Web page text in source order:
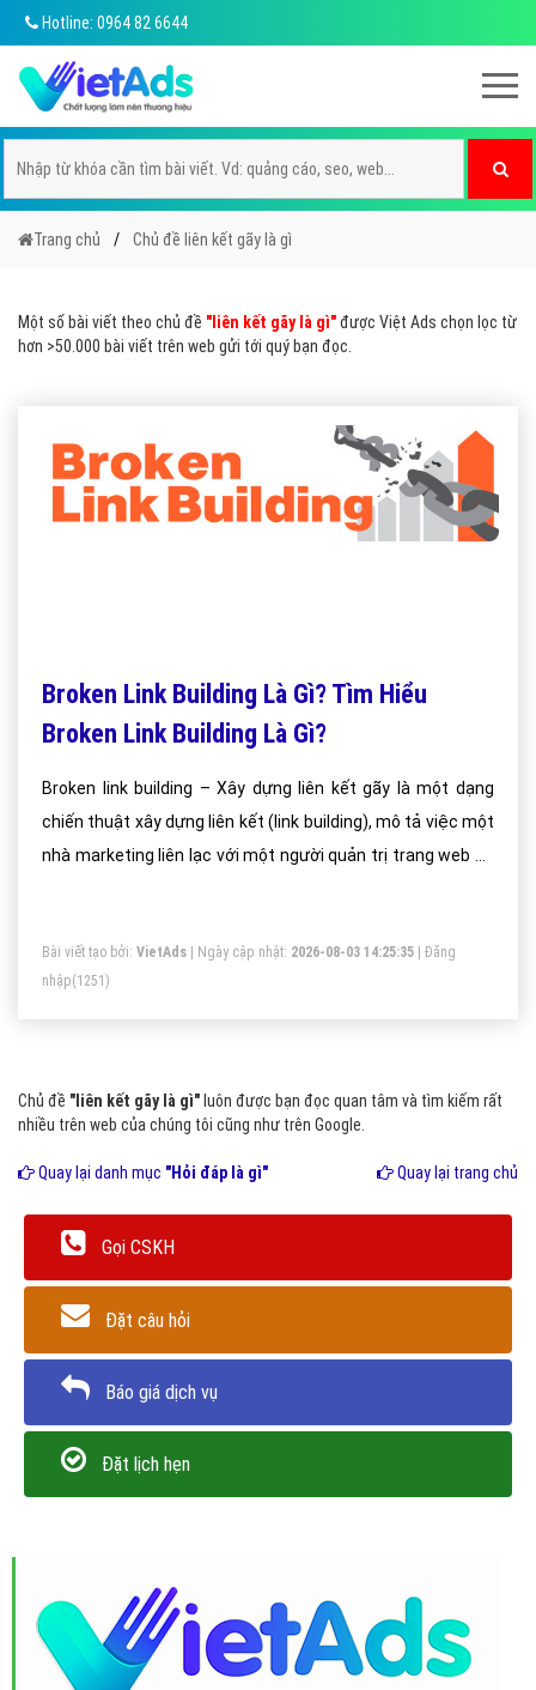
Hotline: 0964 82 6644
Trang chủ Chủ đề liên kết gãy là gì
Một số bài viết theo chủ đề "liên kết gãy là gì"được Việt Ads chọn lọc từ
hơn >50.000 bài viết trên web gửi tới quý bạn đọc.
Broken Link Building Là Gì? Tìm Hiểu
Broken Link Building Là Gì?
Broken link building – Xây dựng liên kết gãy là một dạng
chiến thuật xây dựng liên kết (link building), mô tả việc một
nhà marketing liên lạc với một người quản trị trang web có
bao gồm trang web mục tiêu của mình.
Bài viết tạo bởi: VietAds | Ngày cập nhật: 2026-08-03 14:25:35
Đăng
nhập(1251)
Chủ đề "liên kết gãy là gì" luôn được bạn đọc quan tâm và tìm kiếm rất
nhiều trên web của chúng tôi cũng như trên Google.
Quay lại danh mục "Hỏi đáp là gì" Quay lại trang chủ
Gọi CSKH
Đặt câu hỏi
Báo giá dịch vụ
Đặt lịch hẹn